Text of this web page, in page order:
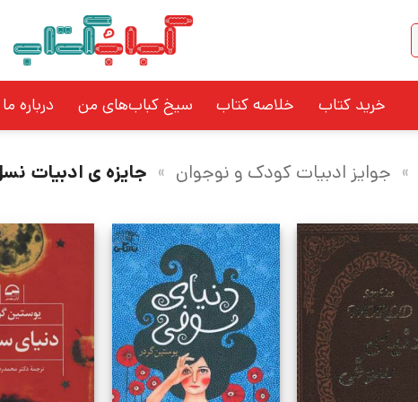
خرید کتاب خلاصه کتاب سیخ کباب‌های من درباره ما
» جوایز ادبیات کودک و نوجوان » جایزه ی ادبیات